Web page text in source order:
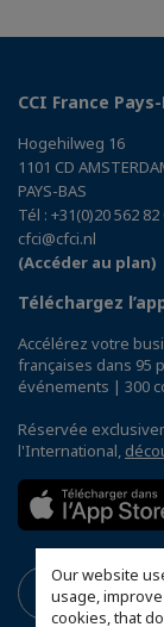
Our website
usage,
cookies, that
CCI France
Hogehilweg 16
1101 CD
PAYS-BAS
Tél : +31(0)20 562 82
cfci@cfci.nl
(Accéder au plan)
Téléchargez
Accélérez votre
françaises dans 95
événements | 300
Réservée
l'International,